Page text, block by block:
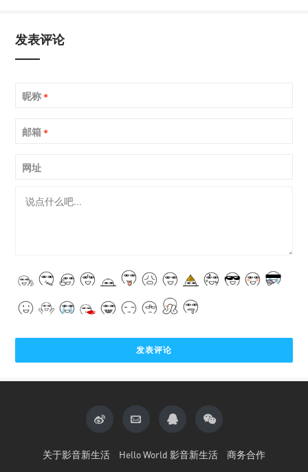
发表评论
昵称 *
邮箱 *
网址
关于影音新生活 Hello World 影音新生活 商务合作